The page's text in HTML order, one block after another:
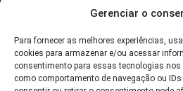
Gerenciar o
Para fornecer as melhores experiências,
cookies para armazenar e/ou acessar
consentimento para essas tecnologias
como comportamento de navegação ou
A Logithink
O que fazemos